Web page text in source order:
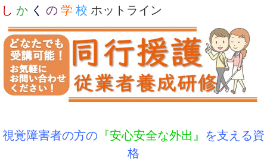
し か く の 学 校 ホットライン
視覚障害者の方の 『安心安全な外出』 を支える資
格